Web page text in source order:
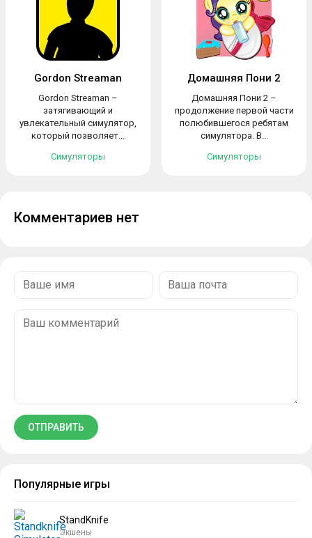
Gordon Streaman
Gordon Streaman –
затягивающий и
увлекательный симулятор,
который позволяет...
Симуляторы
Домашняя Пони 2
Домашняя Пони 2 –
продолжение первой части
полюбившегося ребятам
симулятора. В...
Симуляторы
Комментариев нет
Популярные игры
StandKnife
Экшены